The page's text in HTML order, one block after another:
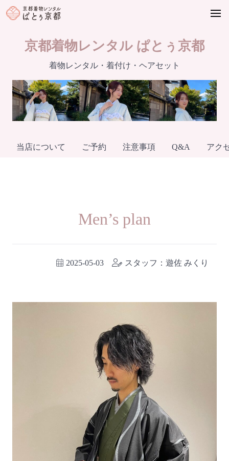
Skip
京都着物レンタル ぱとぅ京都
着物レンタル・着付け・ヘアセット
当店について ご予約 注意事項 Q&A アク
Men’s plan
2025-05-03 スタッフ：遊佐 みくり